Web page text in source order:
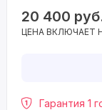
20 400
ЦЕНА ВКЛЮЧАЕТ
Гарантия 1